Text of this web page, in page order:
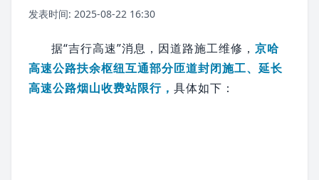
发表时间: 2025-08-22 16:30
据“吉行高速”消息，因道路施工维修， 京哈
高速公路扶余枢纽互通部分匝道封闭施工、延长
高速公路烟山收费站限行， 具体如下：